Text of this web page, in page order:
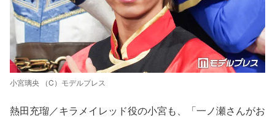
小宮璃央 （C）モデルプレス
熱田充瑠／キラメイレッド役の小宮も、「一ノ瀬さんがお